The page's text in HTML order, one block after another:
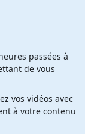
passées à
de vous
vos vidéos avec
à votre contenu